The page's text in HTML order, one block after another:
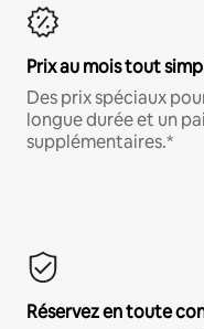
Prix au mois tout
Des prix spéciaux
longue durée et un
supplémentaires.*
Réservez en toute